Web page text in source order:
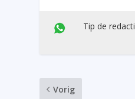
Tip de
Vorig